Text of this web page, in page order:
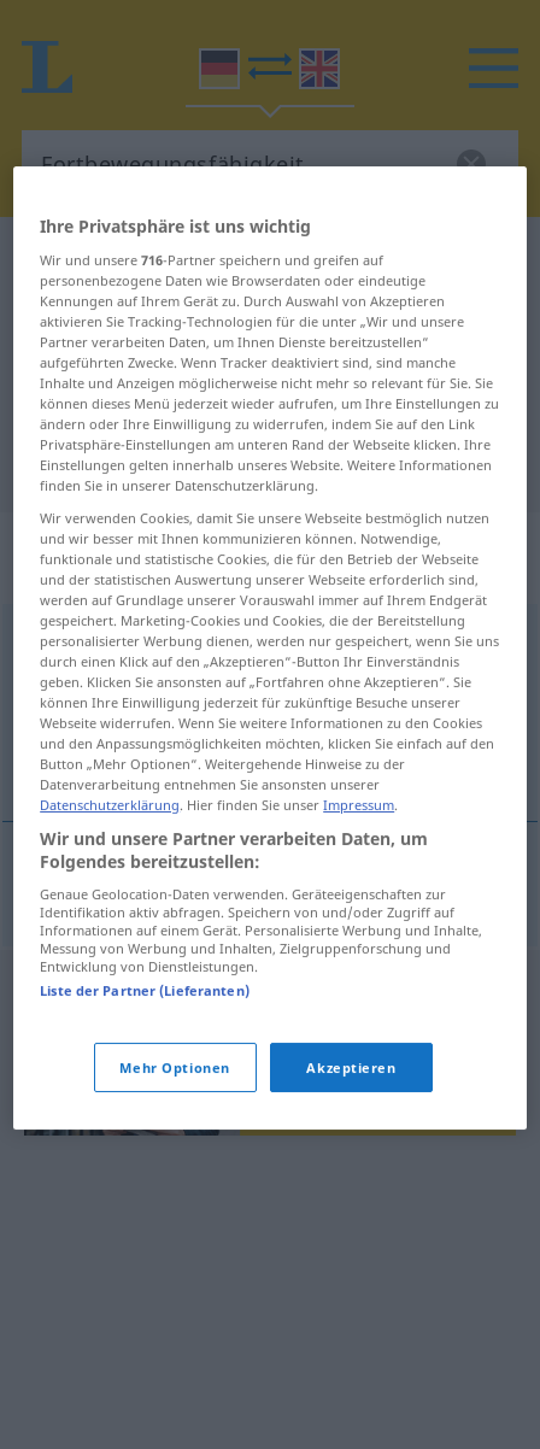
Deutsch-Englisch Wörterbuch
Fortbewegungsfähigkeit
Deutsch-Englisch Übersetzung für
"Fortbewegungsfähigkeit"
"Fortbewegungsfähigkeit" Englisch
Übersetzung
„Fortbewegungsfähigkeit“:
Femininum
Fortbewegungsfähigkeitf
Übersicht aller Übersetzungen
(Für mehr Details die Übersetzung anklicken/antippen)
locomotive power
locomotive power Fortbewegungsfähigkeit
Ihre Privatsphäre ist uns wichtig
Wir und unsere716-Partner speichern und greifen auf
personenbezogene Daten wie Browserdaten oder eindeutige
Kennungen auf Ihrem Gerät zu. Durch Auswahl von Akzeptieren
aktivieren Sie Tracking-Technologien für die unter „Wir und unsere
Partner verarbeiten Daten, um Ihnen Dienste bereitzustellen“
aufgeführten Zwecke. Wenn Tracker deaktiviert sind, sind manche
Inhalte und Anzeigen möglicherweise nicht mehr so relevant für Sie. Sie
können dieses Menü jederzeit wieder aufrufen, um Ihre Einstellungen zu
ändern oder Ihre Einwilligung zu widerrufen, indem Sie auf den Link
Privatsphäre-Einstellungen am unteren Rand der Webseite klicken. Ihre
Einstellungen gelten innerhalb unseres Website. Weitere Informationen
finden Sie in unserer Datenschutzerklärung.
Wir verwenden Cookies, damit Sie unsere Webseite bestmöglich nutzen
und wir besser mit Ihnen kommunizieren können. Notwendige,
funktionale und statistische Cookies, die für den Betrieb der Webseite
und der statistischen Auswertung unserer Webseite erforderlich sind,
werden auf Grundlage unserer Vorauswahl immer auf Ihrem Endgerät
gespeichert. Marketing-Cookies und Cookies, die der Bereitstellung
personalisierter Werbung dienen, werden nur gespeichert, wenn Sie uns
durch einen Klick auf den „Akzeptieren“-Button Ihr Einverständnis
geben. Klicken Sie ansonsten auf „Fortfahren ohne Akzeptieren“. Sie
können Ihre Einwilligung jederzeit für zukünftige Besuche unserer
Webseite widerrufen. Wenn Sie weitere Informationen zu den Cookies
und den Anpassungsmöglichkeiten möchten, klicken Sie einfach auf den
Button „Mehr Optionen“. Weitergehende Hinweise zu der
Datenverarbeitung entnehmen Sie ansonsten unserer
Datenschutzerklärung. Hier finden Sie unserImpressum.
Wir und unsere Partner verarbeiten Daten, um
Folgendes bereitzustellen:
Genaue Geolocation-Daten verwenden. Geräteeigenschaften zur
Identifikation aktiv abfragen. Speichern von und/oder Zugriff auf
Informationen auf einem Gerät. Personalisierte Werbung und Inhalte,
Messung von Werbung und Inhalten, Zielgruppenforschung und
Entwicklung von Dienstleistungen.
Liste der Partner (Lieferanten)
Mehr Optionen Akzeptieren